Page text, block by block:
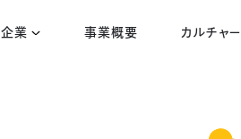
企業 事業概要 カルチャー